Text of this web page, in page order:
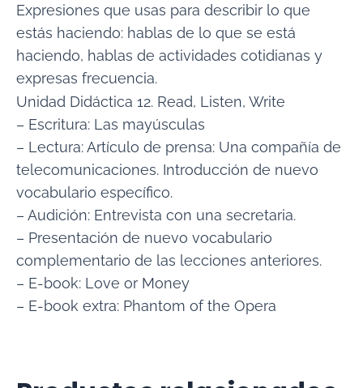
Expresiones que usas para describir lo que
estás haciendo: hablas de lo que se está
haciendo, hablas de actividades cotidianas y
expresas frecuencia.
Unidad Didáctica 12. Read, Listen, Write
– Escritura: Las mayúsculas
– Lectura: Artículo de prensa: Una compañía de
telecomunicaciones. Introducción de nuevo
vocabulario específico.
– Audición: Entrevista con una secretaria.
– Presentación de nuevo vocabulario
complementario de las lecciones anteriores.
– E-book: Love or Money
– E-book extra: Phantom of the Opera